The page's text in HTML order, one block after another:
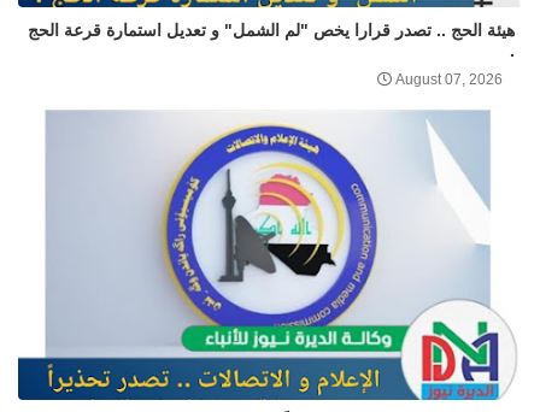
هيئة الحج .. تصدر قرارا يخص "لم الشمل" و تعديل استمارة قرعة الحج
.
August 07, 2026